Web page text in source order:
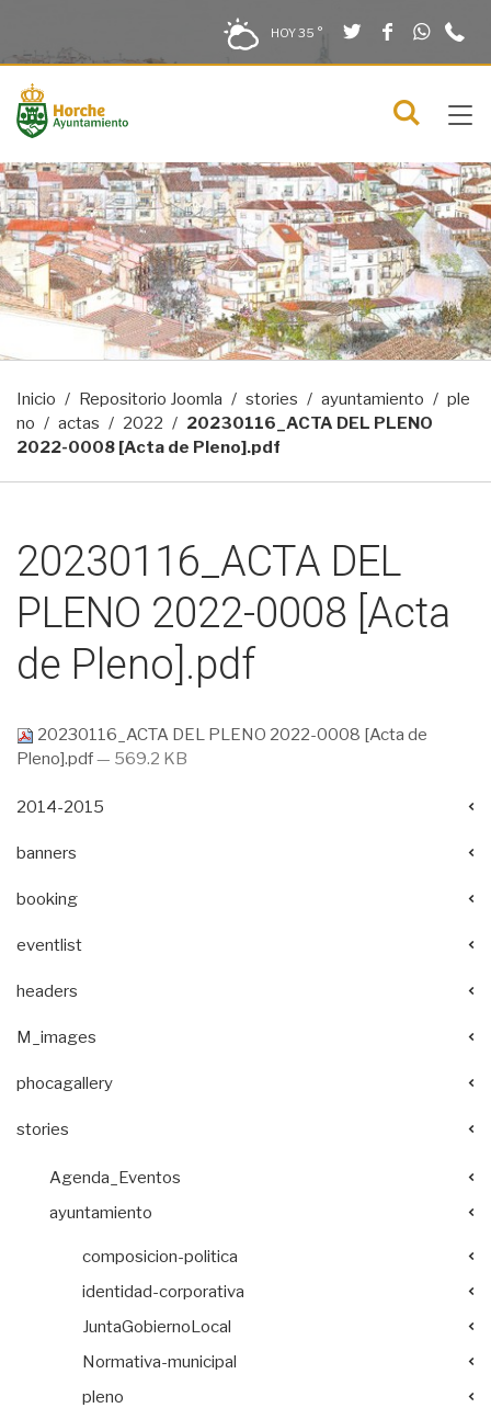
HOY35 ° TwitterFacebook
menú
Inicio Repositorio Joomla stories ayuntamiento
ple
no
actas 2022
20230116_ACTA DEL PLENO
2022-0008 [Acta de Pleno].pdf
20230116_ACTA DEL
PLENO 2022-0008 [Acta
de Pleno].pdf
20230116_ACTA DEL PLENO 2022-0008 [Acta de
Pleno].pdf— 569.2 KB
2014-2015
banners
booking
eventlist
headers
M_images
phocagallery
stories
Agenda_Eventos
ayuntamiento
composicion-politica
identidad-corporativa
JuntaGobiernoLocal
Normativa-municipal
pleno